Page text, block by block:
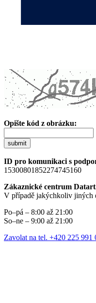
Opište kód z obrázku:
submit
ID pro komunikaci s
15300801852274745160
Zákaznické centrum
V případě jakýchkoliv jiných
Po–pá – 8:00 až 21:00
So–ne – 9:00 až 21:00
Zavolat na tel. +420 225 991